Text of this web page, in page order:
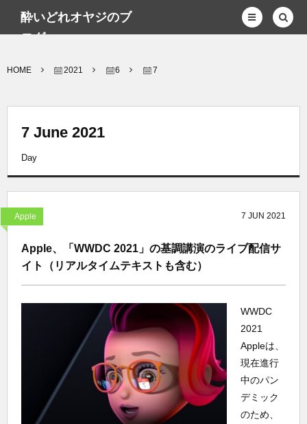
酔いどれオヤジのブ
ログwp
HOME 2021 6 7
7 June 2021
Day
Apple 7 JUN 2021
Apple、「WWDC 2021」の基調講演のライブ配信サ
イト（リアルタイムテキストも含む）
WWDC
2021
Appleは、
現在進行
中のパン
デミック
のため、